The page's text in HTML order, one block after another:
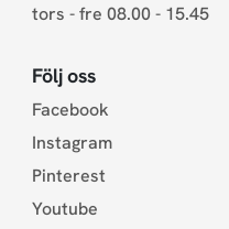
tors - fre 08.00 - 15.45
Följ oss
Facebook
Instagram
Pinterest
Youtube